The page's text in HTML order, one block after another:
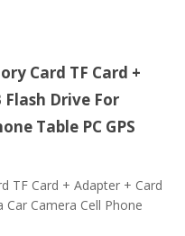
Card TF Card +
Flash Drive For
Table PC GPS
TF Card + Adapter + Card
Car Camera Cell Phone